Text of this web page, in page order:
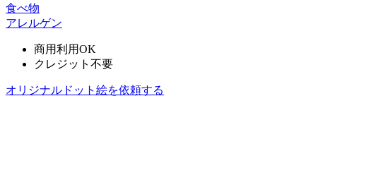
食べ物
アレルゲン
商用利用OK
クレジット不要
オリジナルドット絵を依頼する